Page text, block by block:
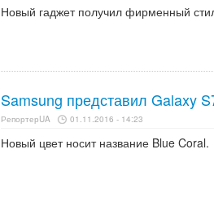
Новый гаджет получил фирменный
Samsung представил Galaxy
РепортерUA 01.11.2016 - 14:23
Новый цвет носит название Blue Coral.